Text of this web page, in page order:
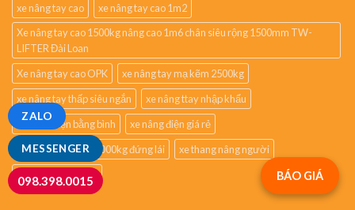
MESSENGER
ZALO
098.398.0015
xe nâng tay cao
xe nâng tay cao 1m2
Xe nâng tay cao 1500kg nâng cao 1m6 chân siêu rộng 1500mm TW-
LIFTER Đài Loan
Xe nâng tay cao OPK
xe nâng tay mạ kẽm 2500kg
xe nâng tay thấp siêu ngắn
xe nâng ttay nhập khẩu
xe nâng điện bằng bình
xe nâng điện giá rẻ
xe nâng điện thấp 2000kg đứng lái
xe thang nâng người
xe đẩy hàng 2 tầng
BÁO GIÁ